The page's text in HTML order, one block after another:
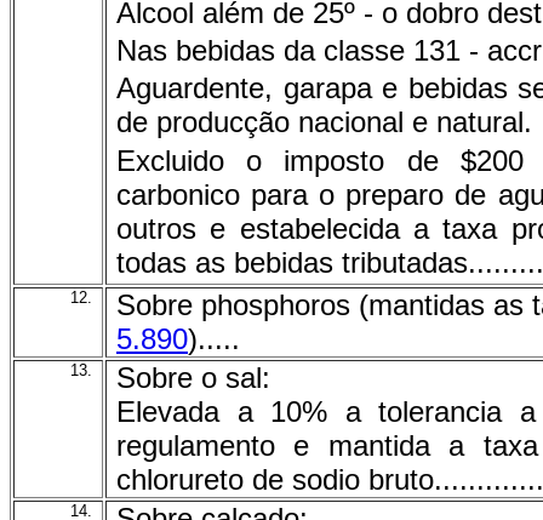
Alcool além de 25º - o dobro
Nas bebidas da classe 131 -
Aguardente, garapa e bebidas
de producção nacional e natural.
Excluido o imposto de
carbonico para o preparo de
outros e estabelecida a taxa
todas as bebidas
12.
Sobre phosphoros (mantidas as
5.890).....
13.
Sobre o sal:
Elevada a 10% a tolerancia
regulamento e mantida a
chlorureto de sodio
14.